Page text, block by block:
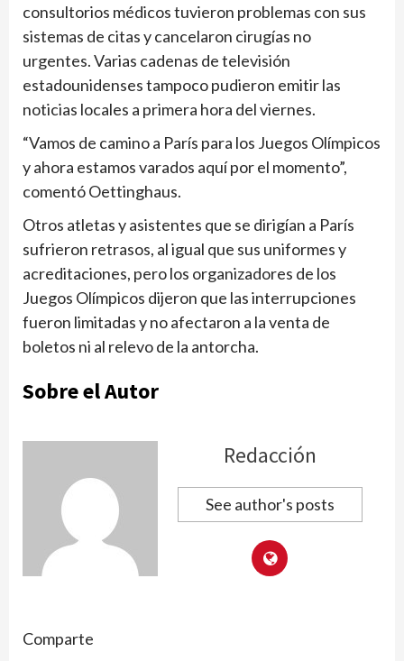
consultorios médicos tuvieron problemas con sus
sistemas de citas y cancelaron cirugías no
urgentes. Varias cadenas de televisión
estadounidenses tampoco pudieron emitir las
noticias locales a primera hora del viernes.
“Vamos de camino a París para los Juegos Olímpicos
y ahora estamos varados aquí por el momento”,
comentó Oettinghaus.
Otros atletas y asistentes que se dirigían a París
sufrieron retrasos, al igual que sus uniformes y
acreditaciones, pero los organizadores de los
Juegos Olímpicos dijeron que las interrupciones
fueron limitadas y no afectaron a la venta de
boletos ni al relevo de la antorcha.
Sobre el Autor
Redacción
See author's posts
Comparte